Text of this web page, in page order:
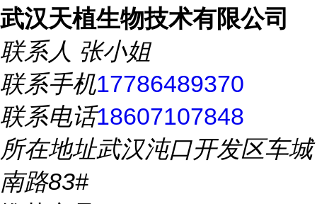
武汉天植生物技术有限公司
联系人 张小姐
联系手机17786489370
联系电话18607107848
所在地址武汉沌口开发区车城
南路83#